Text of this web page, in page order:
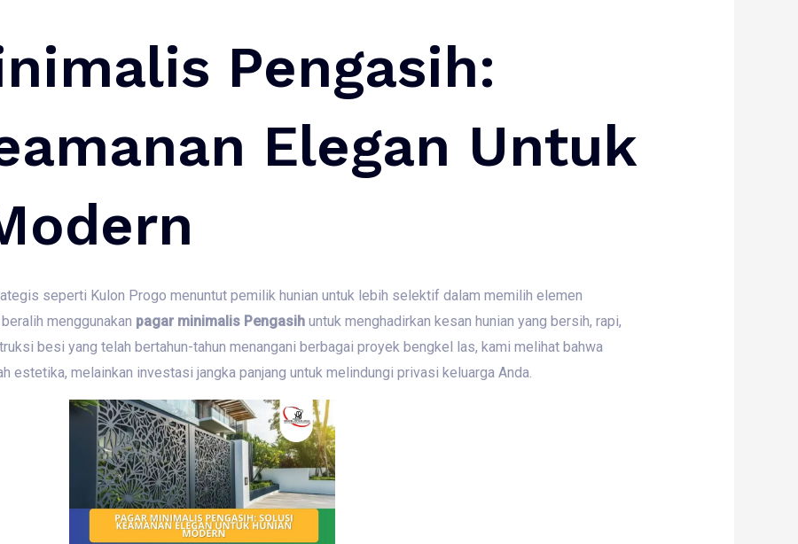
Pengasih:
Elegan Untuk
seperti Kulon Progo menuntut pemilik hunian untuk lebih selektif dalam memilih elemen
menggunakan pagar minimalis Pengasihuntuk menghadirkan kesan hunian yang bersih, rapi,
besi yang telah bertahun-tahun menangani berbagai proyek bengkel las, kami melihat bahwa
estetika, melainkan investasi jangka panjang untuk melindungi privasi keluarga Anda.